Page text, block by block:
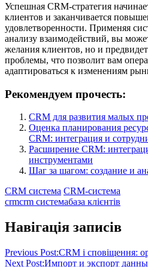
Успешная CRM-стратегия
клиентов и заканчивается
удовлетворенности. Применяя
анализу взаимодействий, вы
желания клиентов, но и
проблемы, что позволит вам
адаптироваться к изменениям
Рекомендуем прочесть:
CRM для развития малых
Оценка планирования
CRM: интеграция и
Расширение CRM:
инструментами
Шаг за шагом: создание и
CRM система CRM-система
crmcrm системабаза клієнтів
Навігація записів
Previous Post:CRM і сповіщення:
Next Post:Импорт и экспорт